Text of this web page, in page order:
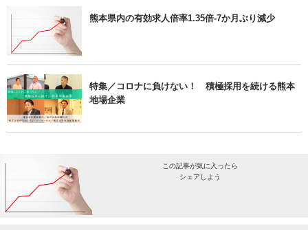
熊本県内の有効求人倍率1.35倍-7か月ぶり減少
特集／コロナに負けない！ 積極採用を続ける熊本
地場企業
この記事が気に入ったら
シェアしよう